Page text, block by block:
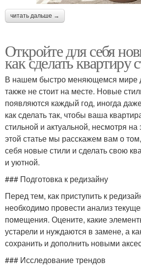
читать дальше →
Откройте для себя
как сделать квартиру
В нашем быстро меняющемся мире
также не стоит на месте. Новые
появляются каждый год, иногда
как сделать так, чтобы ваша
стильной и актуальной, несмотря
этой статье мы расскажем вам о
себя новые стили и сделать свою
и уютной.
### Подготовка к редизайну
Перед тем, как приступить к
необходимо провести анализ
помещения. Оцените, какие
устарели и нуждаются в замене, а
сохранить и дополнить новыми
### Исследование трендов